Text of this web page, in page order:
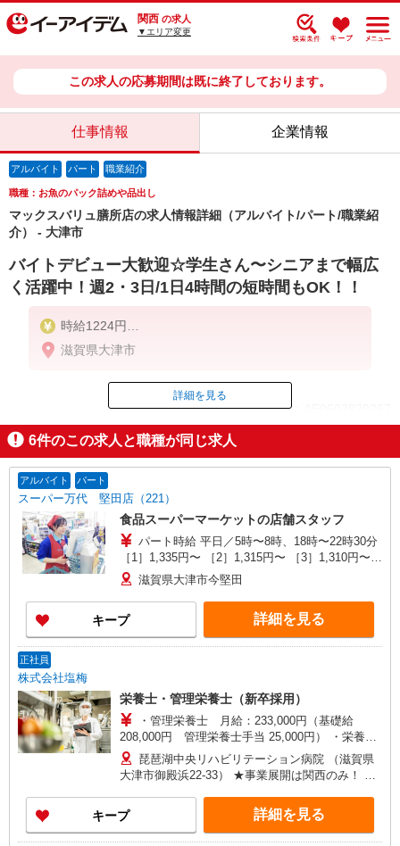
関西 の求人
▼エリア変更
この求人の応募期間は既に終了しております。
仕事情報 企業情報
アルバイト パート 職業紹介
職種：お魚のパック詰めや品出し
マックスバリュ膳所店の求人情報詳細（アルバイト/パート/職業紹
介） - 大津市
バイトデビュー大歓迎☆学生さん〜シニアまで幅広
く活躍中！週2・3日/1日4時間の短時間もOK！！
時給1224円
〜8時まで、16時以降は時給1317円
★日祝は時給100円UP（学生アルバイトは除く）★
※試用期間中も条件は同じです
滋賀県大津市
ID：AE0602829267
掲載期間終了
詳細を見る
6件のこの求人と職種が同じ求人
アルバイト パート
スーパー万代 堅田店（221）
食品スーパーマーケットの店舗スタッフ
パート時給 平日／5時〜8時、18時〜22時30分
［1］1,335円〜 ［2］1,315円〜 ［3］1,310円〜
［4］1,290円〜 平日／8時〜18時 ［1］1,235円〜
［2］1,215円〜 ［3］1,210円〜 ［4］1,190円〜
日祝／5時〜8時、18時〜22時30分 ［1］1,435円〜
［2］1,415円〜 ［3］1,410円〜 ［4］1,390円〜
日祝／8時〜18時 ［1］1,335円〜 ［2］1,315円〜
滋賀県大津市今堅田
キープ 詳細を見る
正社員
株式会社塩梅
栄養士・管理栄養士（新卒採用）
・管理栄養士 月給：233,000円（基礎給
208,000円 管理栄養士手当 25,000円） ・栄養士
（4年制） 月給208,000円（基礎給 208,000
円） ・栄養士（2年制） 月給204,000円（基礎
給 204,000円） ※昇給年1回（4月）…勤続給（毎
年5,000円）＋能力給 ※賞与年2回（7月・12
月） ※1年目から支給 ※手当…通勤手当（全額
支給）、管理栄養士手当、住宅手当（規定有り）
琵琶湖中央リハビリテーション病院 （滋賀県
大津市御殿浜22-33） ★事業展開は関西のみ！ 関
社です。 勤務希望の府県（大阪・兵庫・京都・奈
良・滋賀）を選んでエントリーできるので、 関西
にお住まいでご自宅から通いたい方、地元関西に
キープ 詳細を見る